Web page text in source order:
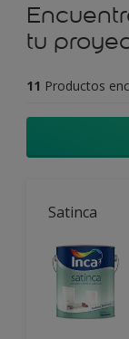
tu
11 Productos
Satinca